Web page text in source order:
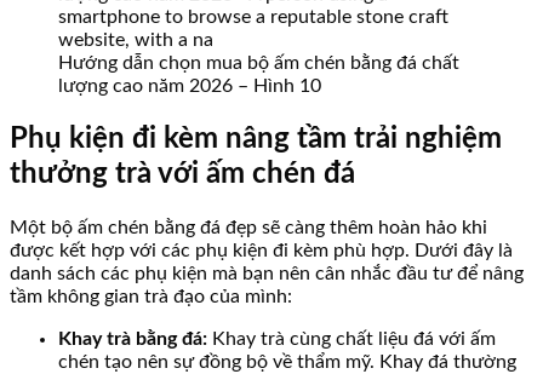
Hướng dẫn chọn mua bộ ấm chén bằng đá chất
lượng cao năm 2026 – Hình 10
Phụ kiện đi kèm nâng tầm trải nghiệm
thưởng trà với ấm chén đá
Một bộ ấm chén bằng đá đẹp sẽ càng thêm hoàn hảo khi
được kết hợp với các phụ kiện đi kèm phù hợp. Dưới đây là
danh sách các phụ kiện mà bạn nên cân nhắc đầu tư để nâng
tầm không gian trà đạo của mình:
Khay trà bằng đá: Khay trà cùng chất liệu đá với ấm
chén tạo nên sự đồng bộ về thẩm mỹ. Khay đá thường